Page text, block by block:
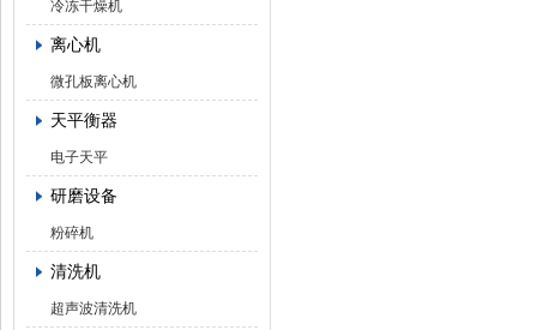
冷冻干燥机
离心机
微孔板离心机
天平衡器
电子天平
研磨设备
粉碎机
清洗机
超声波清洗机